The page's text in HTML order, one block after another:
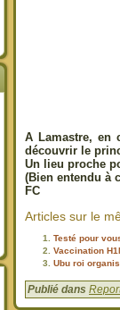
A Lamastre, en
découvrir le
Un lieu proche
(Bien entendu à
FC
Articles sur le
Testé pour
Vaccination
Ubu roi
Publié dans